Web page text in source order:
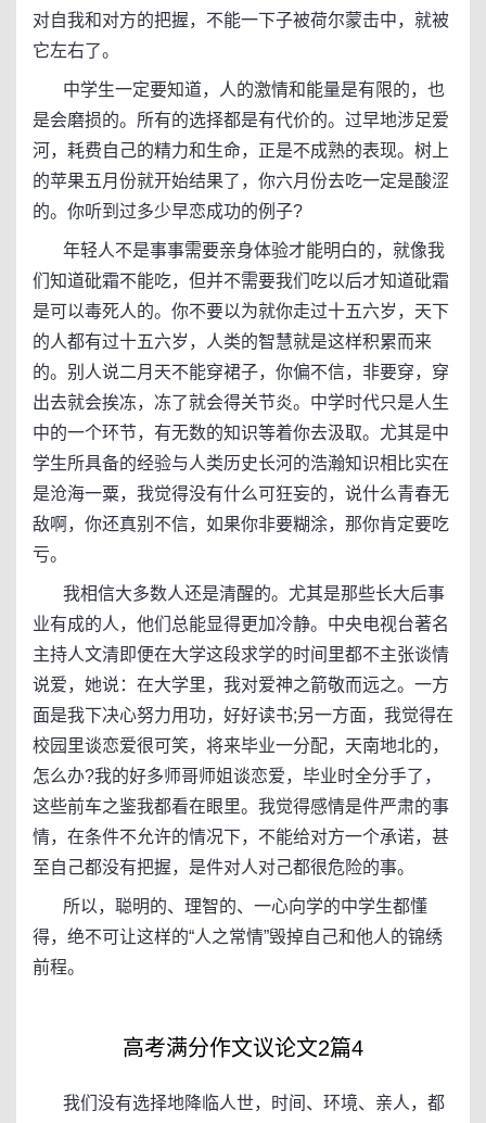
对自我和对方的把握，不能一下子被荷尔蒙击中，就被
它左右了。
中学生一定要知道，人的激情和能量是有限的，也
是会磨损的。所有的选择都是有代价的。过早地涉足爱
河，耗费自己的精力和生命，正是不成熟的表现。树上
的苹果五月份就开始结果了，你六月份去吃一定是酸涩
的。你听到过多少早恋成功的例子?
年轻人不是事事需要亲身体验才能明白的，就像我
们知道砒霜不能吃，但并不需要我们吃以后才知道砒霜
是可以毒死人的。你不要以为就你走过十五六岁，天下
的人都有过十五六岁，人类的智慧就是这样积累而来
的。别人说二月天不能穿裙子，你偏不信，非要穿，穿
出去就会挨冻，冻了就会得关节炎。中学时代只是人生
中的一个环节，有无数的知识等着你去汲取。尤其是中
学生所具备的经验与人类历史长河的浩瀚知识相比实在
是沧海一粟，我觉得没有什么可狂妄的，说什么青春无
敌啊，你还真别不信，如果你非要糊涂，那你肯定要吃
亏。
我相信大多数人还是清醒的。尤其是那些长大后事
业有成的人，他们总能显得更加冷静。中央电视台著名
主持人文清即便在大学这段求学的时间里都不主张谈情
说爱，她说：在大学里，我对爱神之箭敬而远之。一方
面是我下决心努力用功，好好读书;另一方面，我觉得在
校园里谈恋爱很可笑，将来毕业一分配，天南地北的，
怎么办?我的好多师哥师姐谈恋爱，毕业时全分手了，
这些前车之鉴我都看在眼里。我觉得感情是件严肃的事
情，在条件不允许的情况下，不能给对方一个承诺，甚
至自己都没有把握，是件对人对己都很危险的事。
所以，聪明的、理智的、一心向学的中学生都懂
得，绝不可让这样的“人之常情”毁掉自己和他人的锦绣
前程。
高考满分作文议论文2篇4
我们没有选择地降临人世，时间、环境、亲人，都